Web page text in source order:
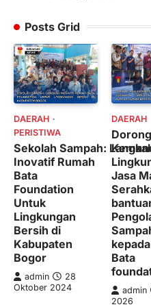
Posts Grid
DAERAH
PERISTIWA
Sekolah Sampah:
Inovatif Rumah
Bata
Foundation
Untuk
Lingkungan
Bersih di
Kabupaten
Bogor
admin
28
Oktober 2024
DAERAH
Dorong
Jasa
Bata
admin
2026